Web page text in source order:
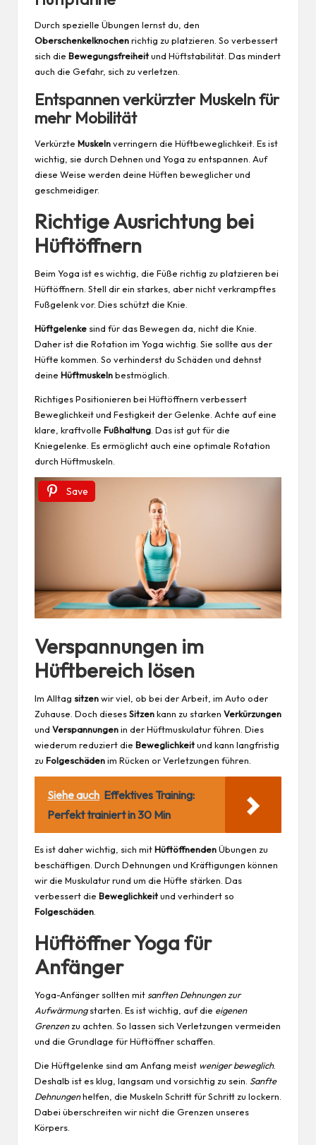
Durch spezielle Übungen lernst du, den
Oberschenkelknochenrichtig zu platzieren. So verbessert
sich die Bewegungsfreiheitund Hüftstabilität. Das mindert
auch die Gefahr, sich zu verletzen.
Entspannen verkürzter Muskeln für
mehr Mobilität
Verkürzte Muskelnverringern die Hüftbeweglichkeit. Es ist
wichtig, sie durch Dehnen und Yoga zu entspannen. Auf
diese Weise werden deine Hüften beweglicher und
geschmeidiger.
Richtige Ausrichtung bei
Hüftöffnern
Beim Yoga ist es wichtig, die Füße richtig zu platzieren bei
Hüftöffnern. Stell dir ein starkes, aber nicht verkrampftes
Fußgelenk vor. Dies schützt die Knie.
Hüftgelenke sind für das Bewegen da, nicht die Knie.
Daher ist die Rotation im Yoga wichtig. Sie sollte aus der
Hüfte kommen. So verhinderst du Schäden und dehnst
deine Hüftmuskelnbestmöglich.
Richtiges Positionieren bei Hüftöffnern verbessert
Beweglichkeit und Festigkeit der Gelenke. Achte auf eine
klare, kraftvolle Fußhaltung . Das ist gut für die
Kniegelenke. Es ermöglicht auch eine optimale Rotation
durch Hüftmuskeln.
Save
Verspannungen im
Hüftbereich lösen
Im Alltag sitzenwir viel, ob bei derArbeit , im Auto oder
Zuhause . Doch diesesSitzenkann zu starken Verkürzungen
und Verspannungenin der Hüftmuskulatur führen. Dies
wiederum reduziert die Beweglichkeitund kann langfristig
zu Folgeschädenim Rücken or Verletzungen führen.
Siehe auch Effektives Training:
Perfekt trainiert in 30 Min
Es ist daher wichtig, sich mitHüftöffnendenÜbungen zu
beschäftigen. Durch Dehnungen und Kräftigungen können
wir die Muskulatur rund um die Hüfte stärken. Das
verbessert die Beweglichkeitund verhindert so
Folgeschäden.
Hüftöffner Yoga für
Anfänger
Yoga-Anfänger sollten mitsanften Dehnungen zur
Aufwärmungstarten. Es ist wichtig, auf die eigenen
Grenzenzu achten. So lassen sich Verletzungen vermeiden
und die Grundlage für Hüftöffner schaffen.
Die Hüftgelenke sind am Anfang meist weniger beweglich.
Deshalb ist es klug, langsam und vorsichtig zu sein. Sanfte
Dehnungenhelfen, die Muskeln Schritt für Schritt zu lockern.
Dabei überschreiten wir nicht die Grenzen unseres
Körpers.